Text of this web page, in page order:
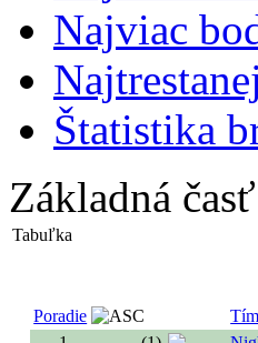
Najviac
Štatistika
Základná
Tabuľka
Poradie
Tím